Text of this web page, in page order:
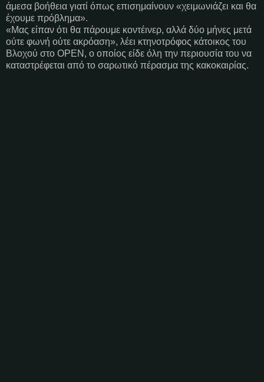
άμεσα βοήθεια γιατί όπως επισημαίνουν «χειμωνιάζει και θα
έχουμε πρόβλημα».
«Μας είπαν ότι θα πάρουμε κοντέινερ, αλλά δύο μήνες μετά
ούτε φωνή ούτε ακρόαση», λέει κτηνοτρόφος κάτοικος του
Βλοχού στο OPEN, ο οποίος είδε όλη την περιουσία του να
καταστρέφεται από το σαρωτικό πέρασμα της κακοκαιρίας.